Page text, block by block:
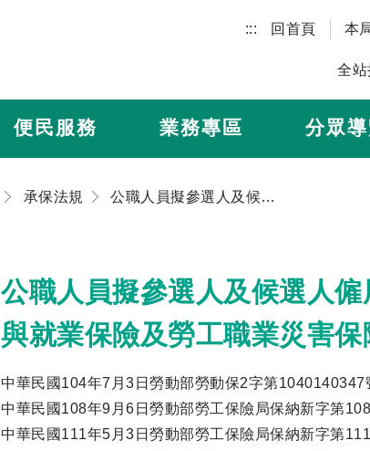
::: 回首頁 本
全
便民服務 業務專區 分眾
承保法規 公職人員擬參選人及候選人僱用從事競選活動工作人員參加勞工保險與就業保險及勞工職業災害保險注意事項
公職人員擬參選人及候選人
與就業保險及勞工職業災害
中華民國104年7月3日勞動部勞動保2字第1040140347
中華民國108年9月6日勞動部勞工保險局保納新字第
中華民國111年5月3日勞動部勞工保險局保納新字第